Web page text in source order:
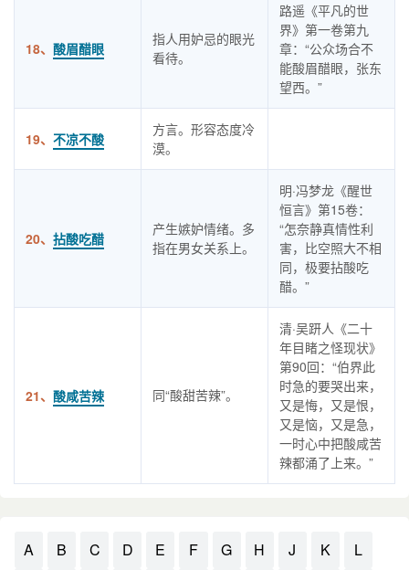
18、 酸眉醋眼
指人用妒忌的眼光
看待。
路遥《平凡的世
界》第一卷第九
章：“公众场合不
能酸眉醋眼，张东
望西。”
19、 不凉不酸
方言。形容态度冷
漠。
20、 拈酸吃醋
产生嫉妒情绪。多
指在男女关系上。
明·冯梦龙《醒世
恒言》第15卷：
“怎奈静真情性利
害，比空照大不相
同，极要拈酸吃
醋。”
21、 酸咸苦辣 同“酸甜苦辣”。
清·吴趼人《二十
年目睹之怪现状》
第90回：“伯界此
时急的要哭出来，
又是悔，又是恨，
又是恼，又是急，
一时心中把酸咸苦
辣都涌了上来。”
A B C D E F G H J K L